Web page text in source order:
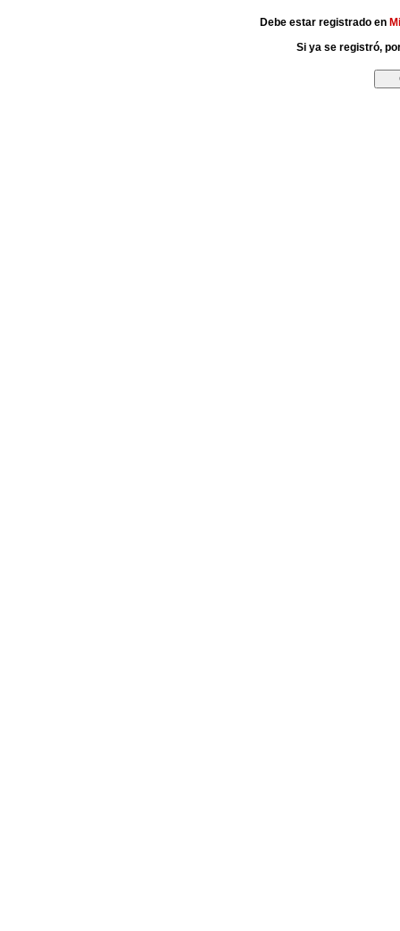
Debe estar registrado en Mi
Si ya se registró,